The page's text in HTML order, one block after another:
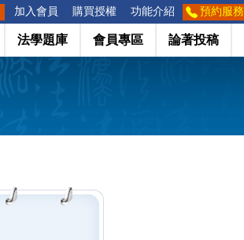
加入會員 購買授權 功能介紹 預約服務
法學題庫 會員專區 論著投稿